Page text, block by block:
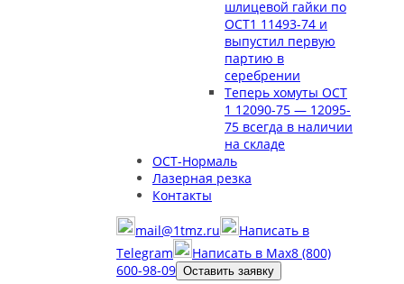
шлицевой гайки по
ОСТ1 11493-74 и
выпустил первую
партию в
серебрении
Теперь хомуты ОСТ
1 12090-75 — 12095-
75 всегда в наличии
на складе
ОСТ-Нормаль
Лазерная резка
Контакты
mail@1tmz.ru
Написать в
Telegram
Написать в Max8 (800)
600-98-09 Оставить заявку